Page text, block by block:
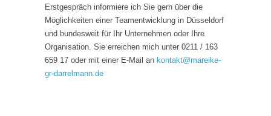
Erstgespräch informiere ich Sie gern über die
Möglichkeiten einer Teamentwicklung in Düsseldorf
und bundesweit für Ihr Unternehmen oder Ihre
Organisation. Sie erreichen mich unter 0211 / 163
659 17 oder mit einer E-Mail an kontakt@mareike-
gr-darrelmann.de